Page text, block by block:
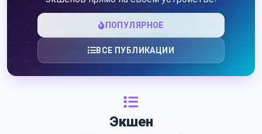
ПОПУЛЯРНОЕ
ВСЕ ПУБЛИКАЦИИ
Экшен